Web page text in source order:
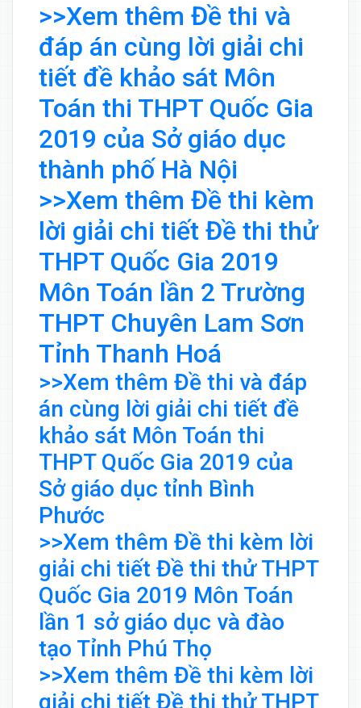
>>Xem thêm Đề thi và
đáp án cùng lời giải chi
tiết đề khảo sát Môn
Toán thi THPT Quốc Gia
2019 của Sở giáo dục
thành phố Hà Nội
>>Xem thêm Đề thi kèm
lời giải chi tiết Đề thi thử
THPT Quốc Gia 2019
Môn Toán lần 2 Trường
THPT Chuyên Lam Sơn
Tỉnh Thanh Hoá
>>Xem thêm Đề thi và đáp
án cùng lời giải chi tiết đề
khảo sát Môn Toán thi
THPT Quốc Gia 2019 của
Sở giáo dục tỉnh Bình
Phước
>>Xem thêm Đề thi kèm lời
giải chi tiết Đề thi thử THPT
Quốc Gia 2019 Môn Toán
lần 1 sở giáo dục và đào
tạo Tỉnh Phú Thọ
>>Xem thêm Đề thi kèm lời
giải chi tiết Đề thi thử THPT